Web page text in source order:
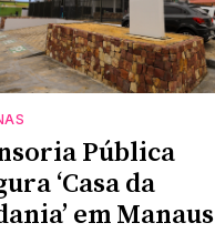
Pública
‘Casa da
em Manaus